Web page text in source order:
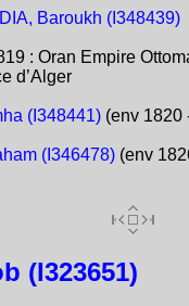
Baroukh (I348439)
: Oran Empire
d’Alger
(I348441)(env 1820
(I346478)(env
(I323651)